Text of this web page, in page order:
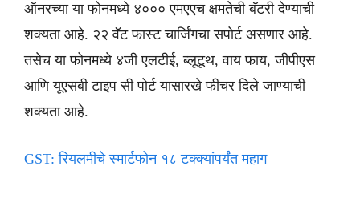
ऑनरच्या या फोनमध्ये ४००० एमएएच क्षमतेची बॅटरी देण्याची
शक्यता आहे. २२ वॅट फास्ट चार्जिंगचा सपोर्ट असणार आहे.
तसेच या फोनमध्ये ४जी एलटीई, ब्लूटूथ, वाय फाय, जीपीएस
आणि यूएसबी टाइप सी पोर्ट यासारखे फीचर दिले जाण्याची
शक्यता आहे.
GST: रियलमीचे स्मार्टफोन १८ टक्क्यांपर्यंत महाग